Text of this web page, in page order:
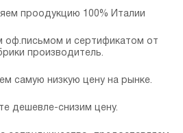
проодукцию 100% Италии
оф.письмом и сертификатом от
производитель.
самую низкую цену на рынке.
дешевле-снизим цену.